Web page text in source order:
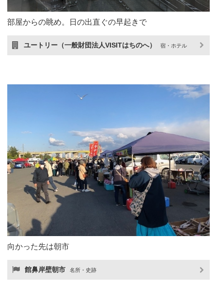
部屋からの眺め。日の出直ぐの早起きで
ユートリー（一般財団法人VISITはちのへ） 宿・ホテル
向かった先は朝市
館鼻岸壁朝市 名所・史跡